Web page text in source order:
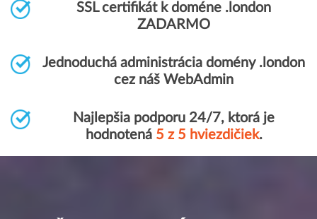
SSL certifikát k doméne .london
ZADARMO
Jednoduchá administrácia domény .london
cez náš WebAdmin
Najlepšia podporu 24/7, ktorá je
hodnotená 5 z 5 hviezdičiek.